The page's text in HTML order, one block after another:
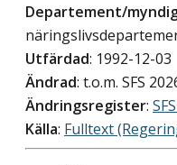
Departement/
Utfärdad: 1992-12-03
Ändrad: t.o.m. SFS
Ändringsregister:
Källa: Fulltext